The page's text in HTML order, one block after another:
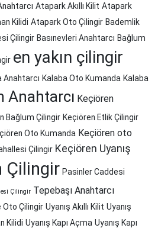
Atapark Akıllı Kilit Atapark
Kilidi Atapark Oto Çilingir Bademlik
Çilingir Basınevleri Anahtarcı Bağlum
en yakın çilingir
Anahtarcı Kalaba Oto Kumanda Kalaba
Anahtarcı Keçiören
Bağlum Çilingir Keçiören Etlik Çilingir
Oto Kumanda Keçiören oto
Çilingir Keçiören Uyanış
Çilingir Pasinler Caddesi
Çilingir Tepebaşı Anahtarcı
Çilingir Uyanış Akıllı Kilit Uyanış
Kilidi Uyanış Kapı Açma Uyanış Kapı